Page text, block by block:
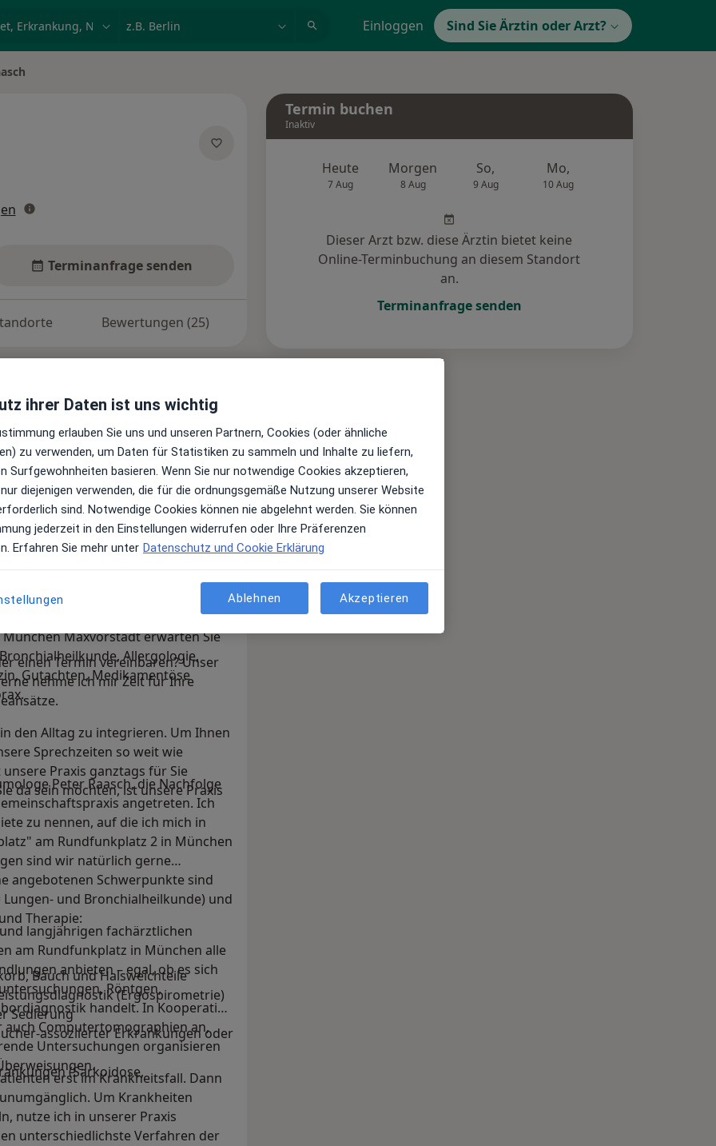
Einloggen Sind Sie Ärztin oder Arzt?
Terminanfrage senden
Bewertungen (25)
am Rundfunkplatz" in
Auf den folgenden Seiten
Raasch, mich spezialisiert habe
nehmen können. Ich bin als
ehemaligen "Pneumologie
einen Termin vereinbaren? Unser
nehme ich mir Zeit für Ihre
Maxvorstadt erwarten Sie
Allergologie,
Gutachten, Medikamentöse
den Alltag zu integrieren. Um Ihnen
Sprechzeiten so weit wie
Praxis ganztags für Sie
da sein möchten, ist unsere Praxis
Peter Raasch, die Nachfolge
angetreten. Ich
zu nennen, auf die ich mich in
am Rundfunkplatz 2 in München
sind wir natürlich gerne
angebotenen Schwerpunkte sind
und Bronchialheilkunde) und
Therapie:
Bauch und Halsweichteile
(Ergospirometrie)
Sedierung
assoziierter Erkrankungen oder
(Sarkoidose,
langjährigen fachärztlichen
am Rundfunkplatz in München alle
anbieten – egal, ob es sich
Röntgen,
handelt. In Kooperation
Computertomographien an,
Untersuchungen organisieren
erst im Krankheitsfall. Dann
Um Krankheiten
nutze ich in unserer Praxis
unterschiedlichste Verfahren der
Termin buchen
Inaktiv
Heute
7 Aug
Morgen
8 Aug
So,
9 Aug
Mo,
10 Aug
Dieser Arzt bzw. diese Ärztin bietet keine
Online-Terminbuchung an diesem Standort
an.
Terminanfrage senden
ihrer Daten ist uns wichtig
erlauben Sie uns und unseren Partnern, Cookies (oder ähnliche
zu verwenden, um Daten für Statistiken zu sammeln und Inhalte zu liefern,
Surfgewohnheiten basieren. Wenn Sie nur notwendige Cookies akzeptieren,
diejenigen verwenden, die für die ordnungsgemäße Nutzung unserer Website
sind. Notwendige Cookies können nie abgelehnt werden. Sie können
jederzeit in den Einstellungen widerrufen oder Ihre Präferenzen
Erfahren Sie mehr unter Datenschutz und Cookie Erklärung
Ablehnen Akzeptieren